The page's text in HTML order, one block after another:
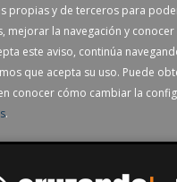
propias y de terceros para
mejorar la navegación y
este aviso, continúa
que acepta su uso. Puede
conocer cómo cambiar la
.